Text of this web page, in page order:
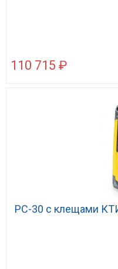
110 715 ₽
РС-30 с клещами